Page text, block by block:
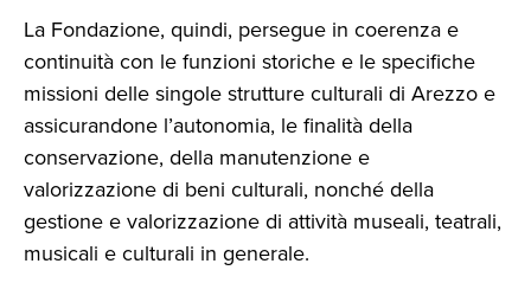
La Fondazione, quindi, persegue in coerenza e
continuità con le funzioni storiche e le specifiche
missioni delle singole strutture culturali di Arezzo e
assicurandone l’autonomia, le finalità della
conservazione, della manutenzione e
valorizzazione di beni culturali, nonché della
gestione e valorizzazione di attività museali, teatrali,
musicali e culturali in generale.